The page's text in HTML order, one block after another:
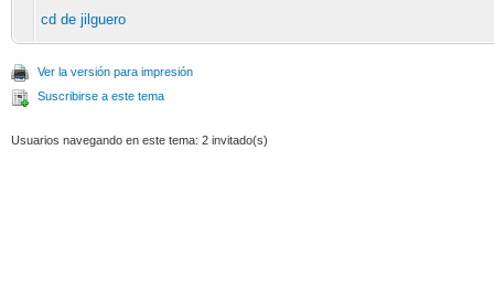
cd de jilguero
Ver la versión para impresión
Suscribirse a este tema
Usuarios navegando en este tema: 2 invitado(s)